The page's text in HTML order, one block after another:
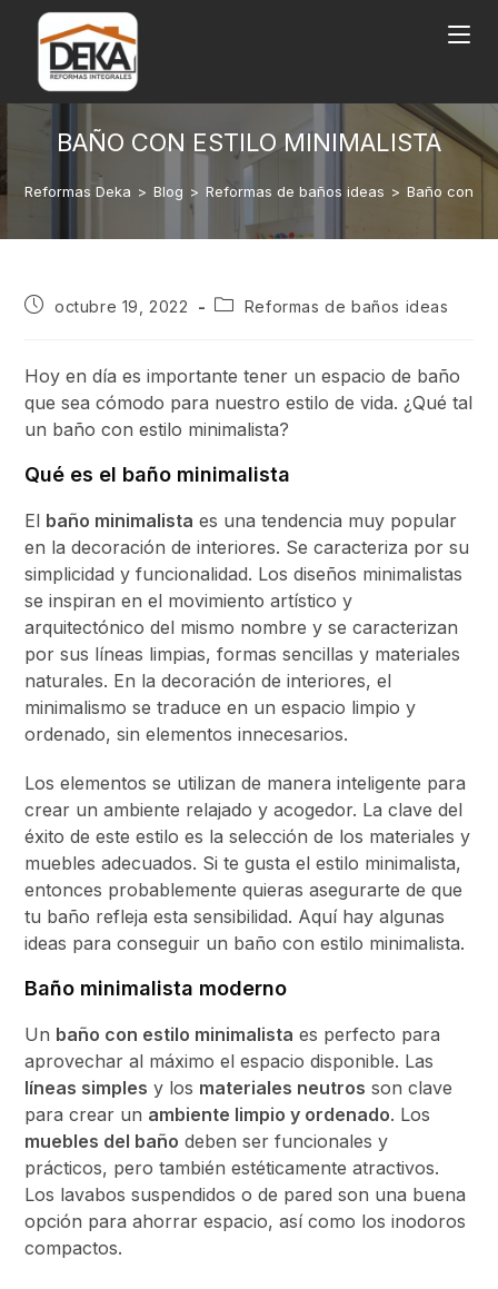
BAÑO CON ESTILO MINIMALISTA
Reformas Deka > Blog > Reformas de baños ideas > Baño con
octubre 19, 2022 Reformas de baños ideas
Hoy en día es importante tener un espacio de baño
que sea cómodo para nuestro estilo de vida. ¿Qué tal
un baño con estilo minimalista?
Qué es el baño minimalista
El baño minimalista es una tendencia muy popular
en la decoración de interiores. Se caracteriza por su
simplicidad y funcionalidad. Los diseños minimalistas
se inspiran en el movimiento artístico y
arquitectónico del mismo nombre y se caracterizan
por sus líneas limpias, formas sencillas y materiales
naturales. En la decoración de interiores, el
minimalismo se traduce en un espacio limpio y
ordenado, sin elementos innecesarios.
Los elementos se utilizan de manera inteligente para
crear un ambiente relajado y acogedor. La clave del
éxito de este estilo es la selección de los materiales y
muebles adecuados. Si te gusta el estilo minimalista,
entonces probablemente quieras asegurarte de que
tu baño refleja esta sensibilidad. Aquí hay algunas
ideas para conseguir un baño con estilo minimalista.
Baño minimalista moderno
Un baño con estilo minimalista es perfecto para
aprovechar al máximo el espacio disponible. Las
líneas simples y los materiales neutros son clave
para crear un ambiente limpio y ordenado. Los
muebles del baño deben ser funcionales y
prácticos, pero también estéticamente atractivos.
Los lavabos suspendidos o de pared son una buena
opción para ahorrar espacio, así como los inodoros
compactos.